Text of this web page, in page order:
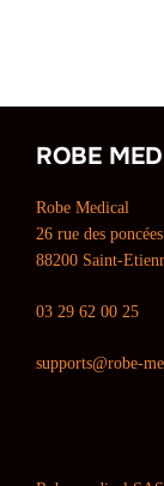
ROBE
Robe Medical
26 rue des poncées
88200 Saint-
03 29 62 00 25
supports@robe-